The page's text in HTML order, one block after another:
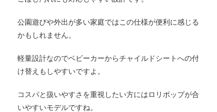
公園遊びや外出が多い家庭ではこの仕様が便利に感じる
かもしれません。
軽量設計なのでベビーカーからチャイルドシートへの付
け替えもしやすいですよ。
コスパと扱いやすさを重視したい方にはロリポップが合
いやすいモデルですね。